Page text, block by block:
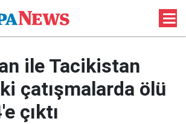
ile Tacikistan
çatışmalarda ölü
çıktı